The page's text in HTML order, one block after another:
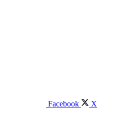
Facebook X